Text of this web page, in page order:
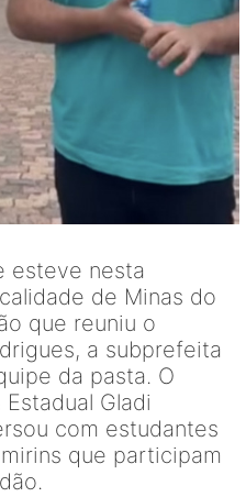
esteve nesta
de Minas do
que reuniu o
a subprefeita
da pasta. O
Gladi
com estudantes
que participam